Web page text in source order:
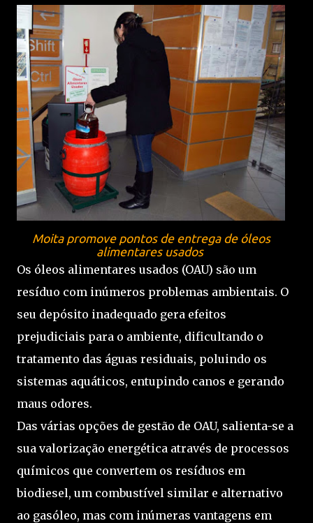
Moita promove pontos de entrega de óleos
alimentares usados
Os óleos alimentares usados (OAU) são um
resíduo com inúmeros problemas ambientais. O
seu depósito inadequado gera efeitos
prejudiciais para o ambiente, dificultando o
tratamento das águas residuais, poluindo os
sistemas aquáticos, entupindo canos e gerando
maus odores.
Das várias opções de gestão de OAU, salienta-se a
sua valorização energética através de processos
químicos que convertem os resíduos em
biodiesel, um combustível similar e alternativo
ao gasóleo, mas com inúmeras vantagens em